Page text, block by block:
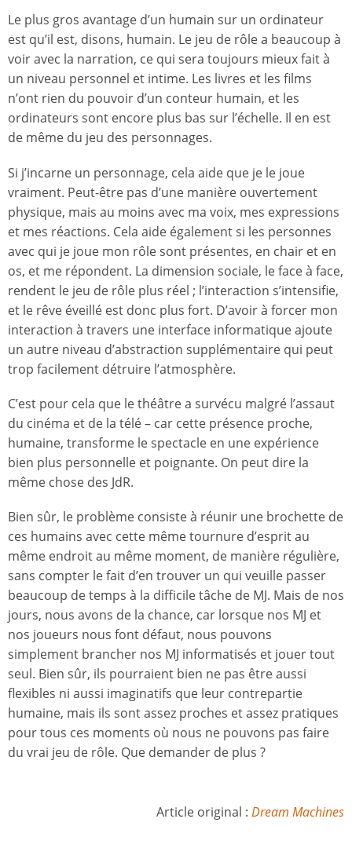
Le plus gros avantage d’un humain sur un ordinateur
est qu’il est, disons, humain. Le jeu de rôle a beaucoup à
voir avec la narration, ce qui sera toujours mieux fait à
un niveau personnel et intime. Les livres et les films
n’ont rien du pouvoir d’un conteur humain, et les
ordinateurs sont encore plus bas sur l’échelle. Il en est
de même du jeu des personnages.
Si j’incarne un personnage, cela aide que je le joue
vraiment. Peut-être pas d’une manière ouvertement
physique, mais au moins avec ma voix, mes expressions
et mes réactions. Cela aide également si les personnes
avec qui je joue mon rôle sont présentes, en chair et en
os, et me répondent. La dimension sociale, le face à face,
rendent le jeu de rôle plus réel ; l’interaction s’intensifie,
et le rêve éveillé est donc plus fort. D’avoir à forcer mon
interaction à travers une interface informatique ajoute
un autre niveau d’abstraction supplémentaire qui peut
trop facilement détruire l’atmosphère.
C’est pour cela que le théâtre a survécu malgré l’assaut
du cinéma et de la télé – car cette présence proche,
humaine, transforme le spectacle en une expérience
bien plus personnelle et poignante. On peut dire la
même chose des JdR.
Bien sûr, le problème consiste à réunir une brochette de
ces humains avec cette même tournure d’esprit au
même endroit au même moment, de manière régulière,
sans compter le fait d’en trouver un qui veuille passer
beaucoup de temps à la difficile tâche de MJ. Mais de nos
jours, nous avons de la chance, car lorsque nos MJ et
nos joueurs nous font défaut, nous pouvons
simplement brancher nos MJ informatisés et jouer tout
seul. Bien sûr, ils pourraient bien ne pas être aussi
flexibles ni aussi imaginatifs que leur contrepartie
humaine, mais ils sont assez proches et assez pratiques
pour tous ces moments où nous ne pouvons pas faire
du vrai jeu de rôle. Que demander de plus ?
Article original : Dream Machines